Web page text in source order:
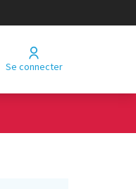
Se connecter